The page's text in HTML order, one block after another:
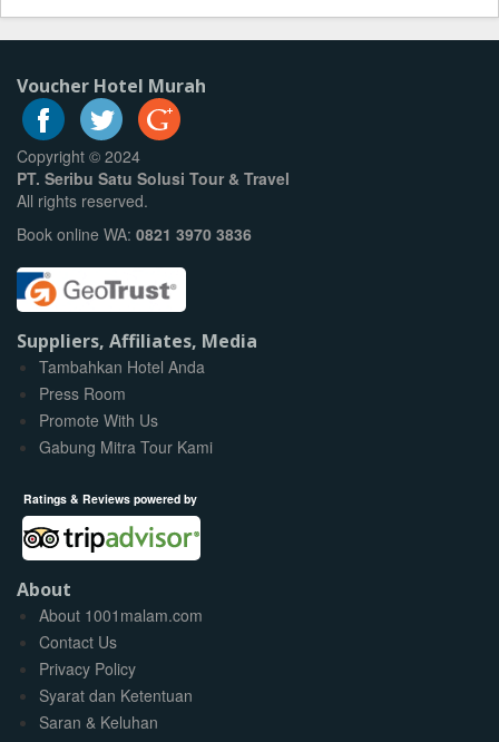
Voucher Hotel Murah
Copyright © 2024
PT. Seribu Satu Solusi Tour & Travel
All rights reserved.
Book online WA: 0821 3970 3836
Suppliers, Affiliates, Media
Tambahkan Hotel Anda
Press Room
Promote With Us
Gabung Mitra Tour Kami
Ratings & Reviews powered by
About
About 1001malam.com
Contact Us
Privacy Policy
Syarat dan Ketentuan
Saran & Keluhan